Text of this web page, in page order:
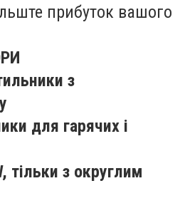
прибуток вашого
з
для гарячих і
тільки з округлим